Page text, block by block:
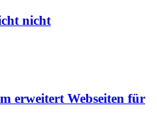
nicht
erweitert Webseiten für